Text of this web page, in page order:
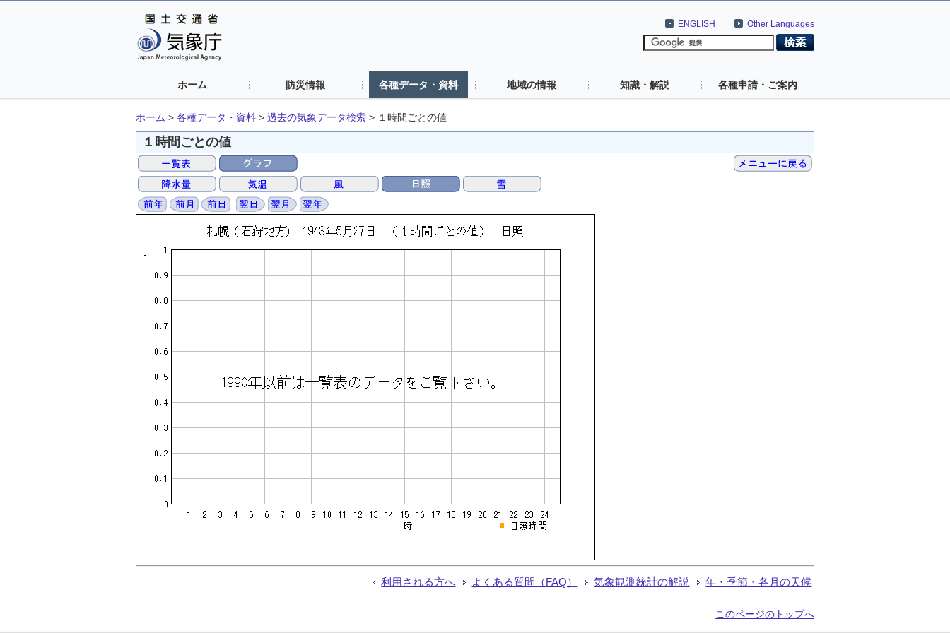
Other Languages
ENGLISH
ホーム 防災情報 各種データ・資料 地域の情報 知識・解説 各種申請・ご案内
ホーム > 各種データ・資料 > 過去の気象データ検索 > １時間ごとの値
１時間ごとの値
利用される方へ よくある質問（FAQ） 気象観測統計の解説 年・季節・各月の天候
このページのトップへ